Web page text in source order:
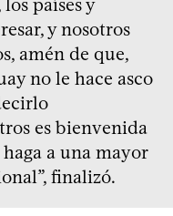
y nosotros
amén de que,
no le hace asco
es bienvenida
a una mayor
finalizó.